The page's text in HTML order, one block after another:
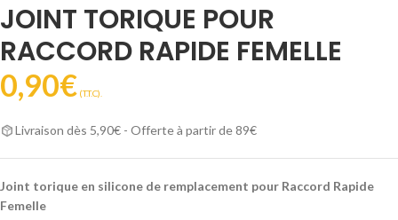
JOINT TORIQUE POUR
RACCORD RAPIDE FEMELLE
0,90€ (T.T.C).
Livraison dès 5,90€ - Offerte à partir de 89€
Joint torique en silicone de remplacement pour Raccord Rapide
Femelle